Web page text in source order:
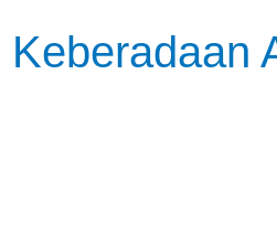
Keberadaan